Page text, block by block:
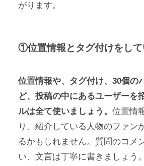
がります。
①位置情報とタグ付けをして
位置情報や、タグ付け、30個の
ど、投稿の中にあるユーザーを
ルは全て使いましょう。 位置情
り、紹介している人物のファン
るかもしれません。質問のコメ
い、文言は丁寧に書きましょう